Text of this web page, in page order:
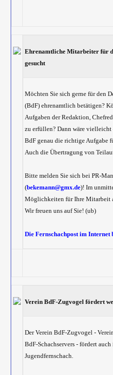
Ehrenamtliche Mitarbeiter für
gesucht
Möchten Sie sich gerne für den
(BdF) ehrenamtlich betätigen?
Aufgaben der Redaktion,
zu erfüllen? Dann wäre
BdF genau die richtige Aufgabe
Auch die Übertragung von
Bitte melden Sie sich bei PR-
(bekemann@gmx.de)! Im
Möglichkeiten für Ihre Mitarbeit
Wir freuen uns auf Sie! (ub)
Die Fernschachpost im Internet
Verein BdF-Zugvogel fördert
Der Verein BdF-Zugvogel -
BdF-Schachservers - fördert
Jugendfernschach.